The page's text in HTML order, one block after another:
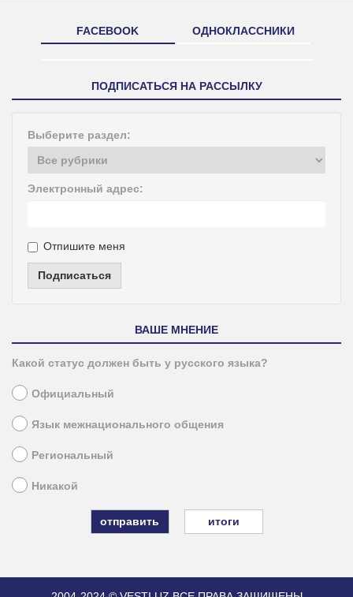
FACEBOOK ОДНОКЛАССНИКИ
ПОДПИСАТЬСЯ НА РАССЫЛКУ
Выберите раздел:
Электронный адрес:
Отпишите меня
Подписаться
ВАШЕ МНЕНИЕ
Какой статус должен быть у русского языка?
Официальный
Язык межнационального общения
Региональный
Никакой
итоги